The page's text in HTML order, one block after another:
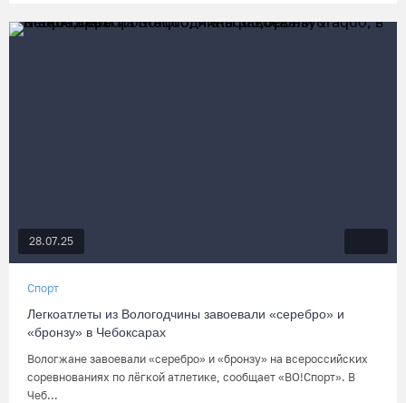
28.07.25
Спорт
Легкоатлеты из Вологодчины завоевали «серебро» и
«бронзу» в Чебоксарах
Вологжане завоевали «серебро» и «бронзу» на всероссийских
соревнованиях по лёгкой атлетике, сообщает «ВО!Спорт». В
Чеб...